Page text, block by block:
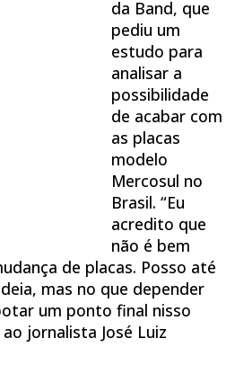
da Band, que
pediu um
estudo para
analisar a
possibilidade
de acabar com
as placas
modelo
Mercosul no
Brasil. “Eu
acredito que
não é bem
de placas. Posso até
mas no que depender
um ponto final nisso
jornalista José Luiz